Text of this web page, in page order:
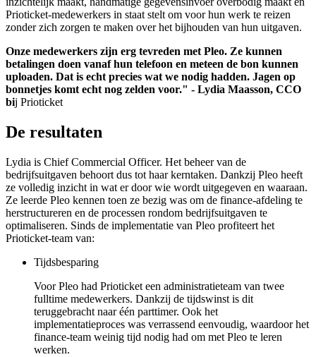
Prioticket-medewerkers in staat stelt om voor hun werk te reizen
zonder zich zorgen te maken over het bijhouden van hun uitgaven.
Onze medewerkers zijn erg tevreden met Pleo. Ze kunnen
betalingen doen vanaf hun telefoon en meteen de bon kunnen
uploaden. Dat is echt precies wat we nodig hadden. Jagen op
bonnetjes komt echt nog zelden voor." - Lydia Maasson, CCO
bij Prioticket
De resultaten
Lydia is Chief Commercial Officer. Het beheer van de
bedrijfsuitgaven behoort dus tot haar kerntaken. Dankzij Pleo heeft
ze volledig inzicht in wat er door wie wordt uitgegeven en waaraan.
Ze leerde Pleo kennen toen ze bezig was om de finance-afdeling te
herstructureren en de processen rondom bedrijfsuitgaven te
optimaliseren. Sinds de implementatie van Pleo profiteert het
Prioticket-team van:
Tijdsbesparing
Voor Pleo had Prioticket een administratieteam van twee
fulltime medewerkers. Dankzij de tijdswinst is dit
teruggebracht naar één parttimer. Ook het
implementatieproces was verrassend eenvoudig, waardoor het
finance-team weinig tijd nodig had om met Pleo te leren
werken.